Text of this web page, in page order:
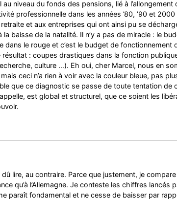
niveau du fonds des pensions, lié à
professionnelle dans les années ’80, ’90 et
retraite et aux entreprises qui ont ainsi pu se
la baisse de la natalité. Il n’y a pas de miracle : le
dans le rouge et c’est le budget de fonctionnement
résultat : coupes drastiques dans la fonction
culture …). Eh oui, cher Marcel, nous en
ceci n’a rien à voir avec la couleur bleue, pas
que ce diagnostic se passe de toute tentation de
est global et structurel, que ce soient les
lire, au contraire. Parce que justement, je
qu’à l’Allemagne. Je conteste les chiffres lancés
paraît fondamental et ne cesse de baisser par